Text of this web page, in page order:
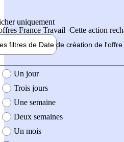
uniquement
France Travail Cette action
filtres de Date de création de l'offre
création de l'offre
Un jour
Trois jours
Une semaine
Deux semaines
Un mois